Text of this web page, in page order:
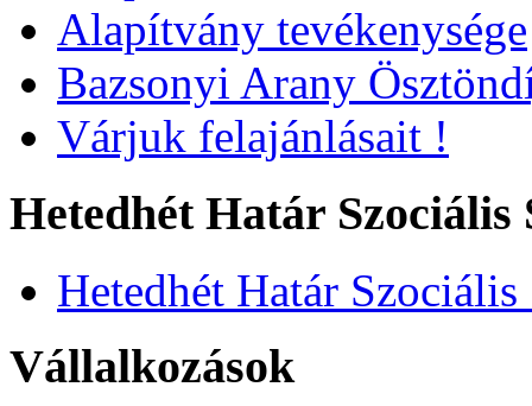
Alapítvány tevékenysége
Bazsonyi Arany
Várjuk felajánlásait !
Hetedhét Határ Szociális
Hetedhét Határ Szociális
Vállalkozások